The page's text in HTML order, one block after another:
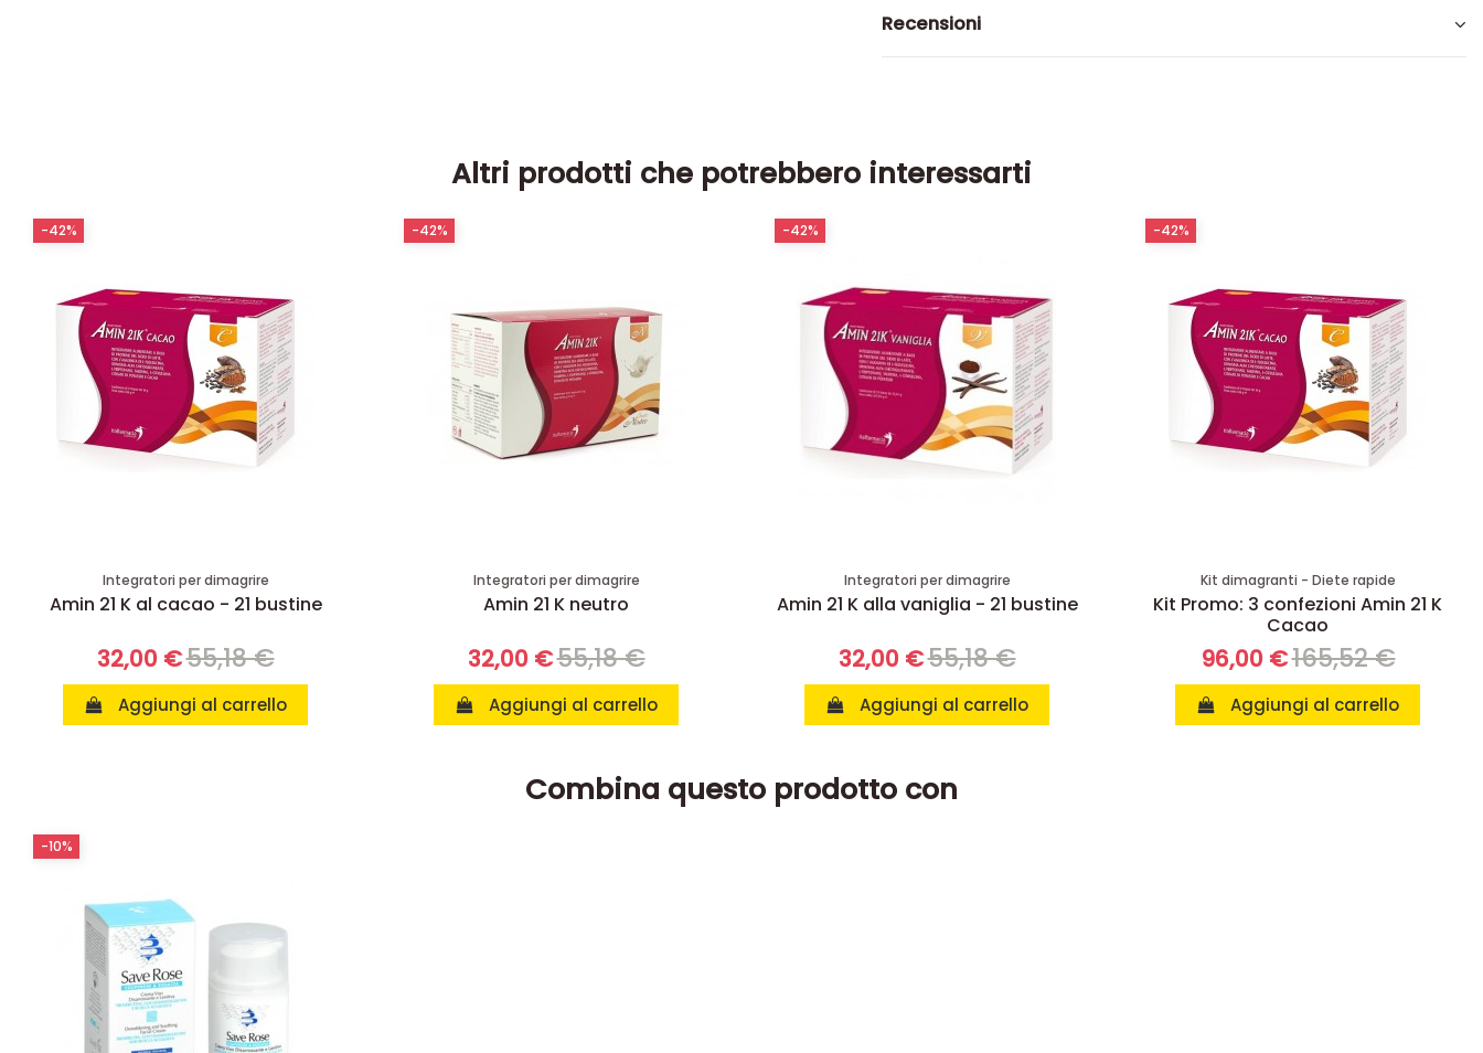
Recensioni
Altri prodotti che potrebbero interessarti
Integratori per dimagrire
Amin 21 K al cacao - 21 bustine
32,00 €55,18 €
Aggiungi al carrello
-42%
Integratori per dimagrire
Amin 21 K neutro
32,00 €55,18 €
Aggiungi al carrello
-42%
Integratori per dimagrire
Amin 21 K alla vaniglia - 21 bustine
32,00 €55,18 €
Aggiungi al carrello
-42%
Kit dimagranti - Diete rapide
Kit Promo: 3 confezioni Amin 21 K
Cacao
96,00 €165,52 €
Aggiungi al carrello
-42%
Combina questo prodotto con
-10%